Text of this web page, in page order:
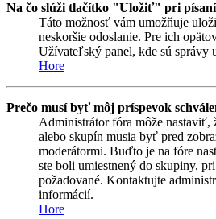
Na čo slúži tlačítko "Uložiť" pri
Táto možnosť vám umožňuje
neskoršie odoslanie. Pre ich
Užívateľský panel, kde sú správy
Hore
Prečo musí byť môj príspevok
Administrátor fóra môže
alebo skupín musia byť pred
moderátormi. Buďto je na fóre
ste boli umiestnený do skupiny,
požadované. Kontaktujte
informácií.
Hore